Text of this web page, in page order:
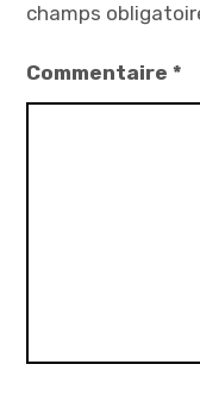
champs
Commentaire*